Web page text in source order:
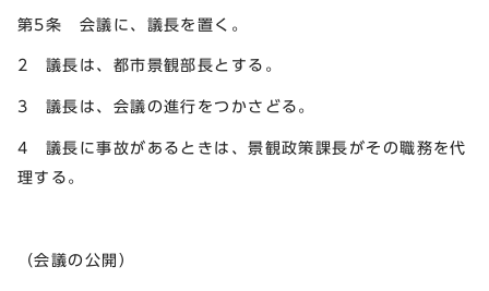
第5条 会議に、議長を置く。
2 議長は、都市景観部長とする。
3 議長は、会議の進行をつかさどる。
4 議長に事故があるときは、景観政策課長がその職務を代
理する。
（会議の公開）